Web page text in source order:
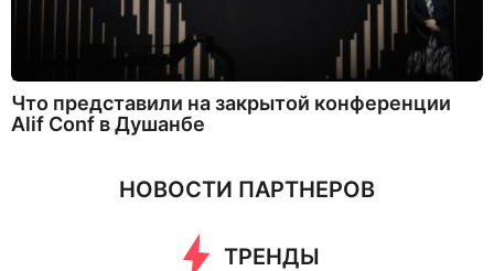
Что представили на закрытой конференции
Alif Conf в Душанбе
НОВОСТИ ПАРТНЕРОВ
ТРЕНДЫ